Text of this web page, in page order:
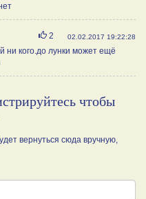
02.02.2017 19:22:28
Нравится
2
ни кого.до лунки может ещё
чтобы
вернуться сюда вручную,